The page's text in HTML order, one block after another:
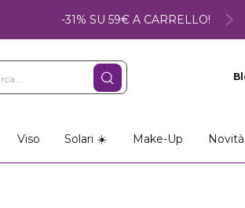
-31% SU 59€ A CARRELLO!
Viso Solari ☀️ Make-Up Novità